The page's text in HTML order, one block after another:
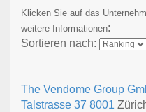
Klicken Sie auf das
weitere Informationen:
Sortieren nach:
The Vendome Group
Talstrasse 37 8001